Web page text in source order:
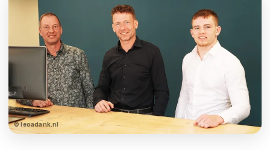
© leoadank.nl